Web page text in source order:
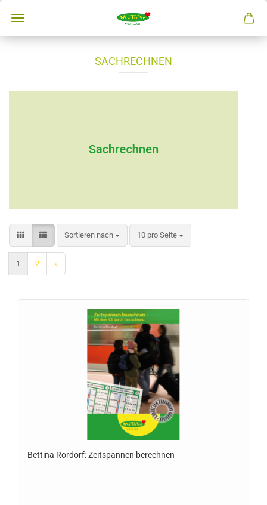
SACHRECHNEN
Sortieren nach 10 pro Seite
1 2 »
Bettina Rordorf: Zeitspannen berechnen